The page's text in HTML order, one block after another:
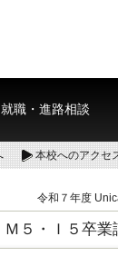
就職・進路相談
本校へのアクセ
令和７年度
５・Ｉ５卒